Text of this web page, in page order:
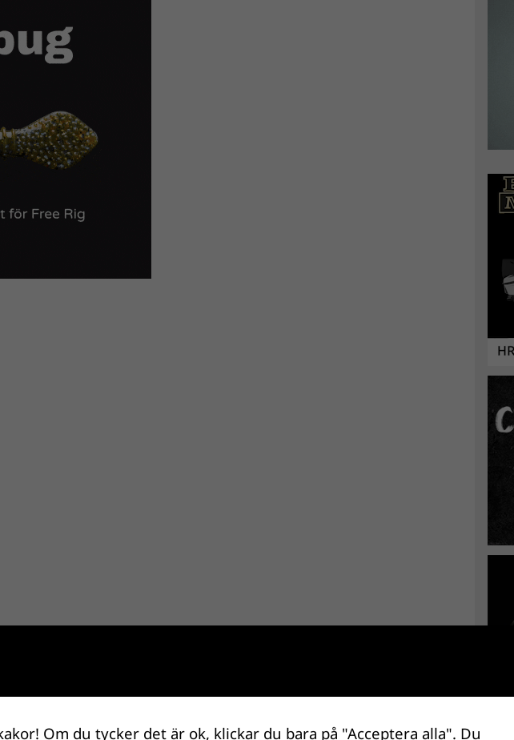
Om du tycker det är ok, klickar du bara på "Acceptera alla". Du